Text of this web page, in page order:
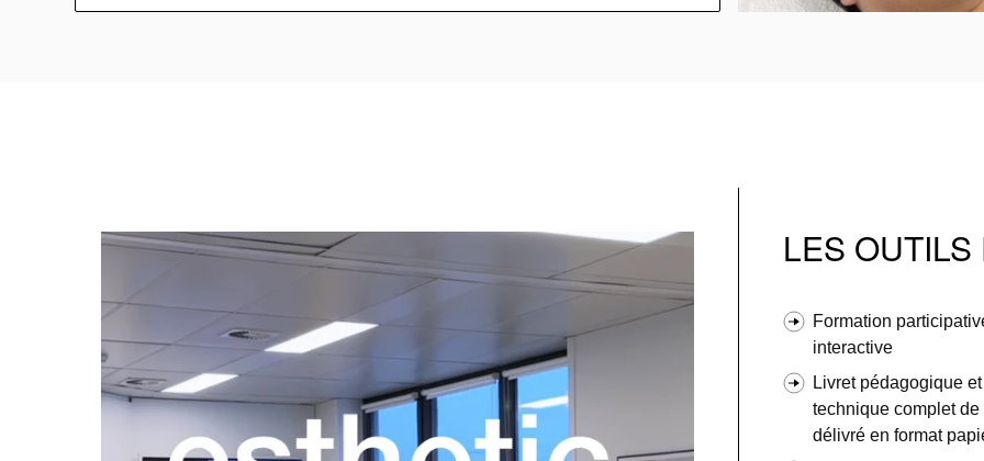
LES
Formation
interactive
Livret pédagogique et
technique complet de
délivré en format